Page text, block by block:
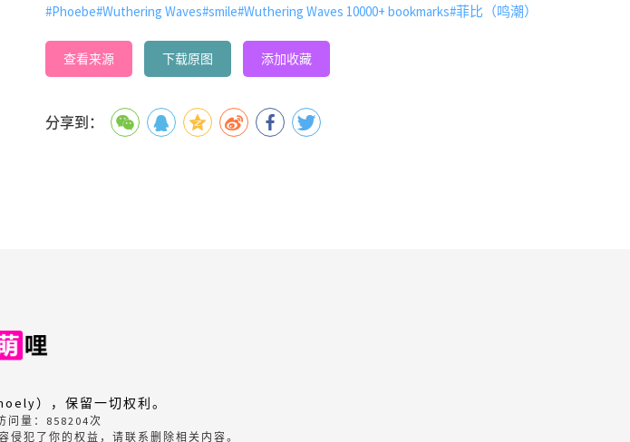
#Phoebe#Wuthering Waves#smile#Wuthering Waves 10000+ bookmarks#菲比（鸣潮）
查看来源 下载原图 添加收藏
分享到：
），保留一切权利。
问量： 858204次
侵犯了你的权益，请联系删除相关内容。